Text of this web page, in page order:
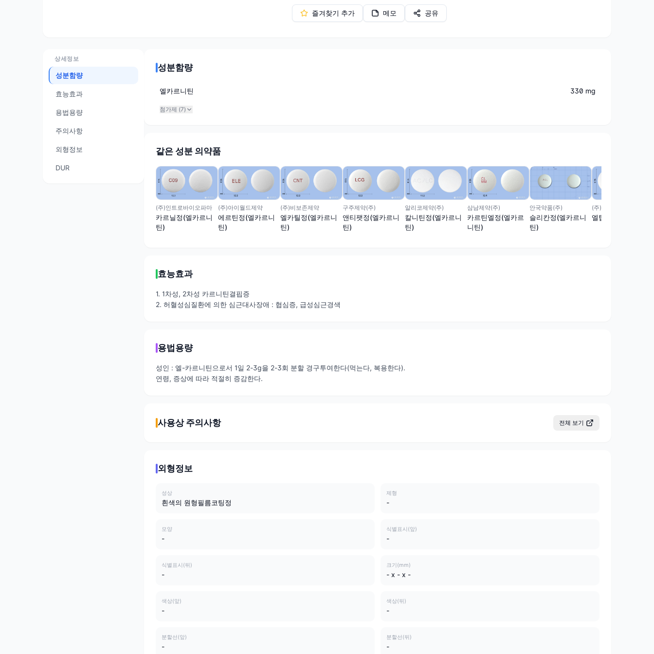
즐겨찾기 추가 메모 공유
상세정보
성분함량
효능효과
용법용량
주의사항
외형정보
DUR
성분함량
엘카르니틴 330 mg
첨가제 (7)
같은 성분 의약품
(주)인트로바이오파마
카르닐정(엘카르니
틴)
(주)아이월드제약
에르틴정(엘카르니
틴)
(주)비보존제약
엘카틸정(엘카르니
틴)
구주제약(주)
앤티팻정(엘카르니
틴)
알리코제약(주)
칼니틴정(엘카르니
틴)
삼남제약(주)
카르틴엘정(엘카르
니틴)
안국약품(주)
슬리칸정(엘카르니
틴)
(주)마더스제약
엘탑정(엘카르니틴)
효능효과
1. 1차성, 2차성 카르니틴결핍증
2. 허혈성심질환에 의한 심근대사장애 : 협심증, 급성심근경색
용법용량
성인 : 엘-카르니틴으로서 1일 2-3g을 2-3회 분할 경구투여한다(먹는다, 복용한다).
연령, 증상에 따라 적절히 증감한다.
사용상 주의사항 전체 보기
외형정보
성상
흰색의 원형필름코팅정
제형
-
모양
-
식별표시(앞)
-
식별표시(뒤)
-
크기(mm)
- x - x -
색상(앞)
-
색상(뒤)
-
분할선(앞)
-
분할선(뒤)
-